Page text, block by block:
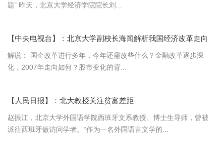
题” 昨天，北京大学经济学院院长刘...
【中央电视台】：北京大学副校长海闻解析我国经济改革走向
解说： 国企改革进行多年，今年还需改些什么？金融改革逐步深
化，2007年走向如何？股市变化的背...
【人民日报】：北大教授关注贫富差距
赵振江，北京大学外国语学院西班牙文系教授、博士生导师，曾被
派往西班牙做访问学者。“作为一名外国语言文学的...